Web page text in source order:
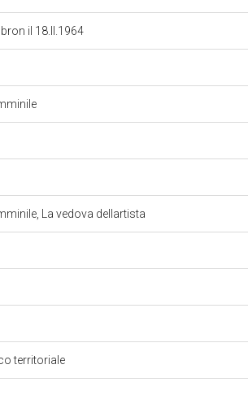
il 18.II.1964
La vedova dellartista
territoriale